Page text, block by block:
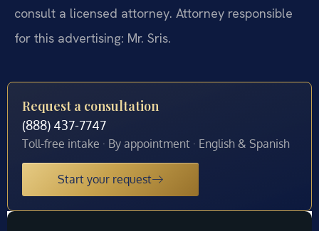
consult a licensed attorney. Attorney responsible
for this advertising: Mr. Sris.
Request a consultation
(888) 437-7747
Toll-free intake · By appointment · English & Spanish
Start your request